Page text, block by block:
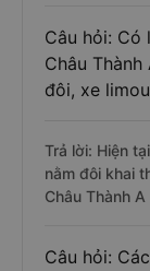
Câu hỏi: Có
Châu
đôi, xe
Trả lời: Hiện
nằm đôi khai
Châu Thành
Câu hỏi: